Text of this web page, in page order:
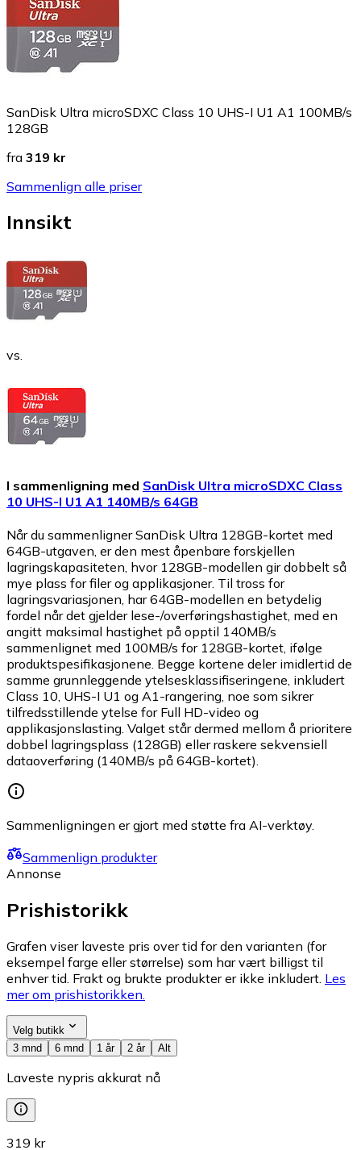
SanDisk Ultra microSDXC Class 10 UHS-I U1 A1 100MB/s
128GB
fra 319 kr
Sammenlign alle priser
Innsikt
vs.
I sammenligning med SanDisk Ultra microSDXC Class
10 UHS-I U1 A1 140MB/s 64GB
Når du sammenligner SanDisk Ultra 128GB-kortet med
64GB-utgaven, er den mest åpenbare forskjellen
lagringskapasiteten, hvor 128GB-modellen gir dobbelt så
mye plass for filer og applikasjoner. Til tross for
lagringsvariasjonen, har 64GB-modellen en betydelig
fordel når det gjelder lese-/overføringshastighet, med en
angitt maksimal hastighet på opptil 140MB/s
sammenlignet med 100MB/s for 128GB-kortet, ifølge
produktspesifikasjonene. Begge kortene deler imidlertid de
samme grunnleggende ytelsesklassifiseringene, inkludert
Class 10, UHS-I U1 og A1-rangering, noe som sikrer
tilfredsstillende ytelse for Full HD-video og
applikasjonslasting. Valget står dermed mellom å prioritere
dobbel lagringsplass (128GB) eller raskere sekvensiell
dataoverføring (140MB/s på 64GB-kortet).
Sammenligningen er gjort med støtte fra AI-verktøy.
Sammenlign produkter
Annonse
Prishistorikk
Grafen viser laveste pris over tid for den varianten (for
eksempel farge eller størrelse) som har vært billigst til
enhver tid. Frakt og brukte produkter er ikke inkludert. Les
mer om prishistorikken.
Velg butikk
3 mnd
6 mnd 1 år 2 år Alt
Laveste nypris akkurat nå
319 kr